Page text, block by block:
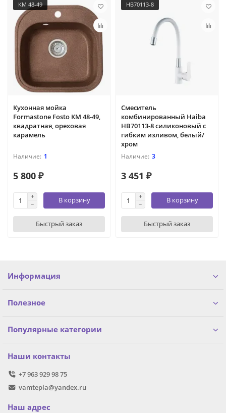
КМ 48-49
Кухонная мойка
Formastone Fosto КМ 48-49,
квадратная, ореховая
карамель
1
5 800 ₽
В корзину
Быстрый заказ
HB70113-8
Смеситель
комбинированный Haiba
HB70113-8 силиконовый с
гибким изливом, белый/
хром
3
3 451 ₽
В корзину
Быстрый заказ
Информация
Полезное
Популярные категории
Наши контакты
+7 963 929 98 75
vamtepla@yandex.ru
Наш адрес